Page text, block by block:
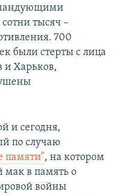
тысяч –
700
были стерты с лица
и Харьков,
и сегодня,
по случаю
памяти", на котором
мак в память о
войны